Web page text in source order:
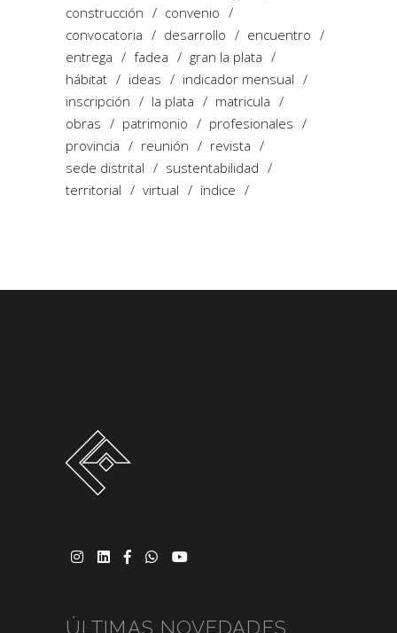
construcción
convenio
convocatoria
desarrollo
encuentro
entrega
fadea
gran la plata
hábitat
ideas
indicador mensual
inscripción
la plata
matricula
obras
patrimonio
profesionales
provincia
reunión
revista
sede distrital
sustentabilidad
territorial
virtual índice
ÚLTIMAS NOVEDADES